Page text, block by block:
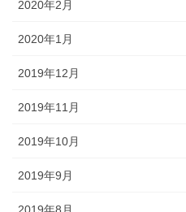
2020年2月
2020年1月
2019年12月
2019年11月
2019年10月
2019年9月
2019年8月